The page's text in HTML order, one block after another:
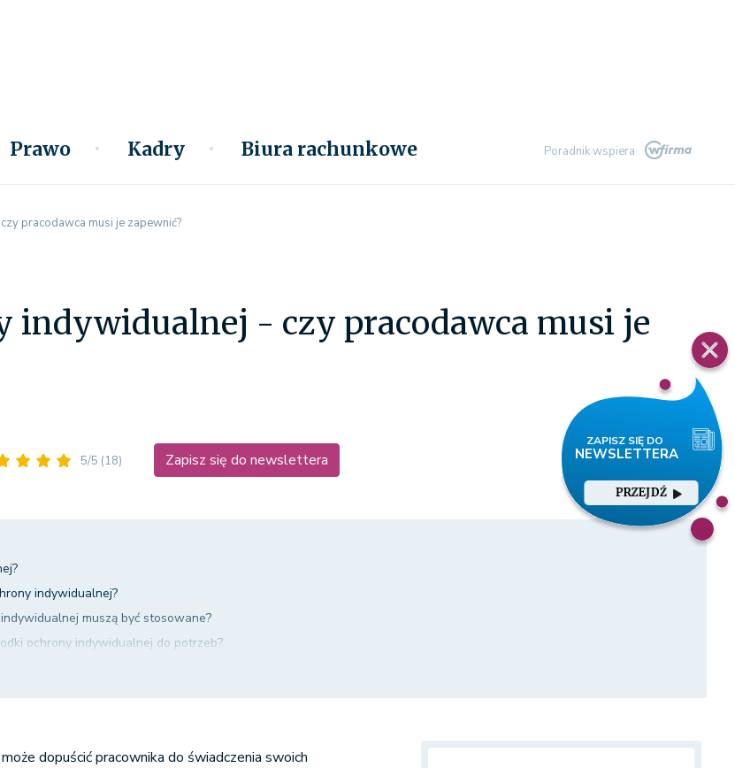
Prawo Kadry Biura rachunkowe Poradnik wspiera
PRZEJDŹ
pracodawca musi je zapewnić?
indywidualnej - czy pracodawca musi je
5/5 (18) Zapisz się do newslettera
indywidualnej?
muszą być stosowane?
ochrony indywidualnej do potrzeb?
dopuścić pracownika do świadczenia swoich